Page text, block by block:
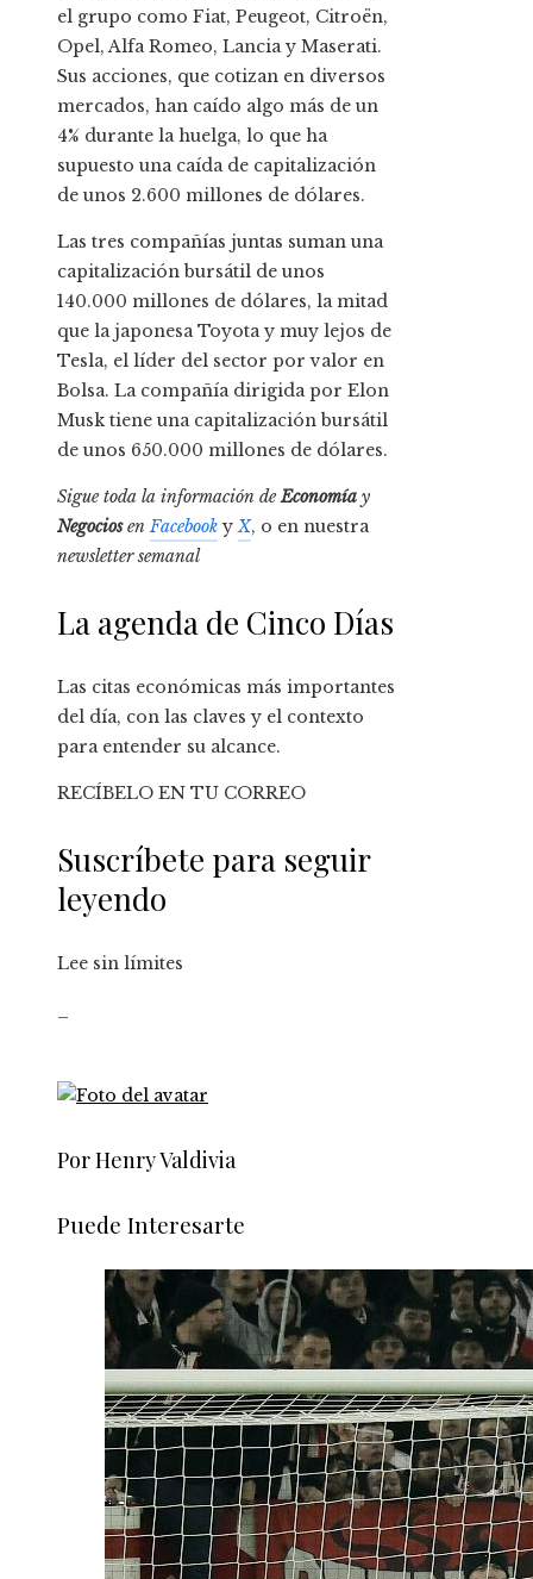
el grupo como Fiat, Peugeot, Citroën,
Opel, Alfa Romeo, Lancia y Maserati.
Sus acciones, que cotizan en diversos
mercados, han caído algo más de un
4% durante la huelga, lo que ha
supuesto una caída de capitalización
de unos 2.600 millones de dólares.
Las tres compañías juntas suman una
capitalización bursátil de unos
140.000 millones de dólares, la mitad
que la japonesa Toyota y muy lejos de
Tesla, el líder del sector por valor en
Bolsa. La compañía dirigida por Elon
Musk tiene una capitalización bursátil
de unos 650.000 millones de dólares.
Sigue toda la información deEconomía y
NegociosenFacebook yX, o en nuestra
newsletter semanal
La agenda de Cinco Días
Las citas económicas más importantes
del día, con las claves y el contexto
para entender su alcance.
RECÍBELO EN TU CORREO
Suscríbete para seguir
leyendo
Lee sin límites
Por Henry Valdivia
Puede Interesarte